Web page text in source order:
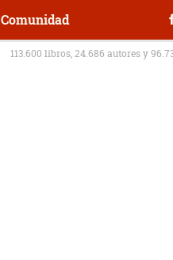
Comunidad
113.600 libros, 24.686 autores y